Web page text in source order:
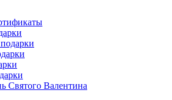
Святого Валентина